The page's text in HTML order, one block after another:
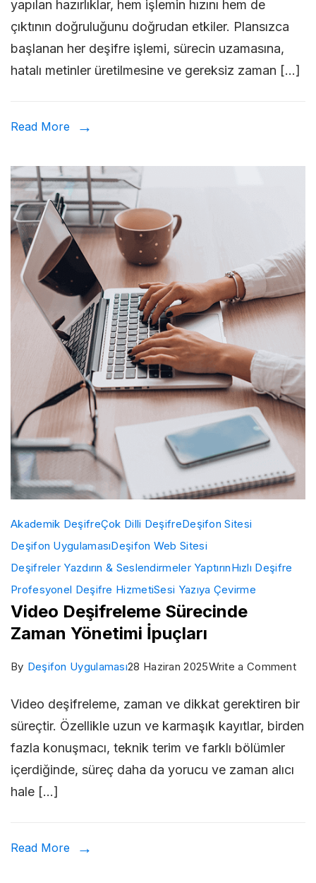
Ön
yapılan hazırlıklar, hem işlemin hızını hem de
çıktının doğruluğunu doğrudan etkiler. Plansızca
başlanan her deşifre işlemi, sürecin uzamasına,
hatalı metinler üretilmesine ve gereksiz zaman […]
Read More
Akademik DeşifreÇok Dilli DeşifreDeşifon Sitesi
Deşifon UygulamasıDeşifon Web Sitesi
Deşifreler Yazdırın & Seslendirmeler YaptırınHızlı Deşifre
Profesyonel Deşifre HizmetiSesi Yazıya Çevirme
Video Deşifreleme Sürecinde
Zaman Yönetimi İpuçları
By Deşifon Uygulaması28 Haziran 2025Write a Commenton
Video deşifreleme, zaman ve dikkat gerektiren bir
süreçtir. Özellikle uzun ve karmaşık kayıtlar, birden
fazla konuşmacı, teknik terim ve farklı bölümler
içerdiğinde, süreç daha da yorucu ve zaman alıcı
hale […]
Read More